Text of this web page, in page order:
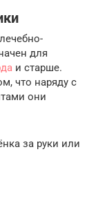
для
и старше.
что наряду с
они
за руки или